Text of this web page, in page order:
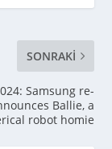
SONRAKI
Samsung re-
Ballie, a
robot homie